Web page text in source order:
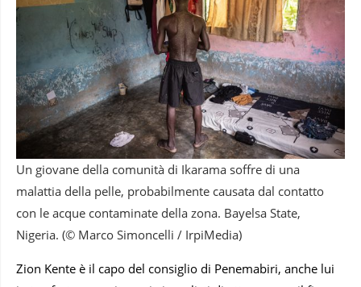
Un giovane della comunità di Ikarama soffre di una
malattia della pelle, probabilmente causata dal contatto
con le acque contaminate della zona. Bayelsa State,
Nigeria. (© Marco Simoncelli / IrpiMedia)
Zion Kente è il capo del consiglio di Penemabiri, anche lui